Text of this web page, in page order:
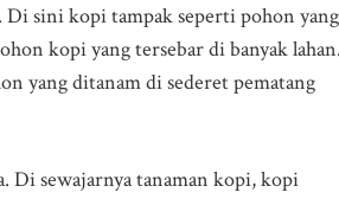
sini kopi tampak seperti pohon yang
kopi yang tersebar di banyak lahan.
yang ditanam di sederet pematang
Di sewajarnya tanaman kopi, kopi